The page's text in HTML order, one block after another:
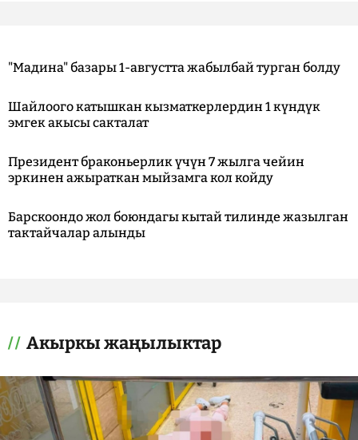
"Мадина" базары 1-августта жабылбай турган болду
Шайлоого катышкан кызматкерлердин 1 күндүк
эмгек акысы сакталат
Президент браконьерлик үчүн 7 жылга чейин
эркинен ажыраткан мыйзамга кол койду
Барскоондо жол боюндагы кытай тилинде жазылган
тактайчалар алынды
Акыркы жаңылыктар